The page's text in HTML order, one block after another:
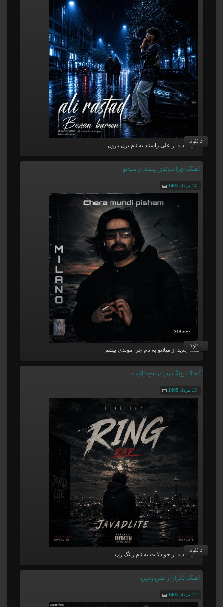
آهنگ جدید از علی راستاد به نام بزن بارون
دانلود
آهنگ چرا موندی پیشم از میلانو
14 مرداد 1405
آهنگ جدید از میلانو به نام چرا موندی پیشم
دانلود
آهنگ رینگ رپ از جوادلایت
13 مرداد 1405
آهنگ جدید از جوادلایت به نام رینگ رپ
دانلود
آهنگ تکرار از علی زدپی
12 مرداد 1405